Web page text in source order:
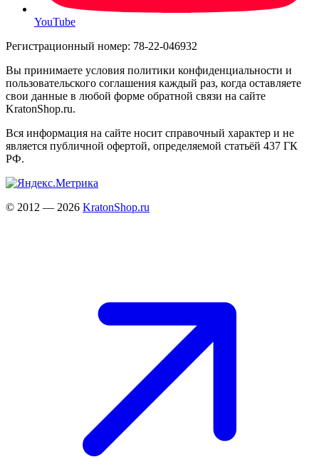
YouTube
Регистрационный номер: 78-22-046932
Вы принимаете условия политики конфиденциальности и
пользовательского соглашения каждый раз, когда оставляете
свои данные в любой форме обратной связи на сайте
KratonShop.ru.
Вся информация на сайте носит справочный характер и не
является публичной офертой, определяемой статьёй 437 ГК
РФ.
© 2012 — 2026 KratonShop.ru